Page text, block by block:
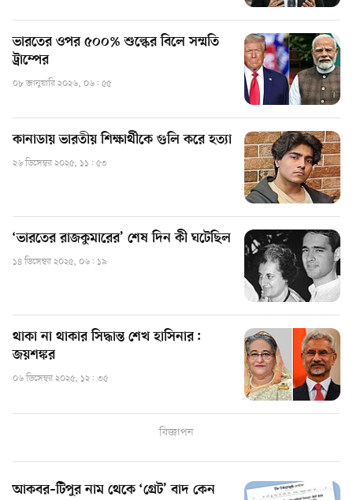
ভারতের ওপর ৫০০% শুল্কের বিলে সম্মতি
ট্রাম্পের
০৮ জানুয়ারি ২০২৬, ০৬: ৫৫
কানাডায় ভারতীয় শিক্ষার্থীকে গুলি করে হত্যা
২৬ ডিসেম্বর ২০২৫, ১১: ৫৩
‘ভারতের রাজকুমারের’ শেষ দিন কী ঘটেছিল
১৪ ডিসেম্বর ২০২৫, ০৬: ১৯
থাকা না থাকার সিদ্ধান্ত শেখ হাসিনার:
জয়শঙ্কর
০৬ ডিসেম্বর ২০২৫, ১২: ৩৫
বিজ্ঞাপন
আকবর–টিপুর নাম থেকে ‘গ্রেট’ বাদ কেন